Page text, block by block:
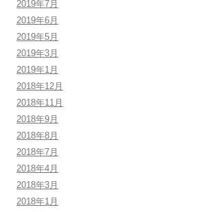
2019年7月
2019年6月
2019年5月
2019年3月
2019年1月
2018年12月
2018年11月
2018年9月
2018年8月
2018年7月
2018年4月
2018年3月
2018年1月